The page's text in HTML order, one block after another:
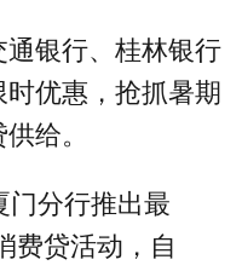
银行、桂林银行
优惠，抢抓暑期
给。
分行推出最
费贷活动，自